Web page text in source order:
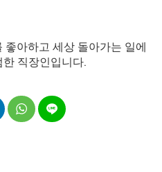
좋아하고 세상 돌아가는 일에
직장인입니다.